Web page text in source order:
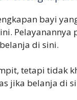
bayi
Pelayanannya
di sini.
tetapi tidak
jika belanja di